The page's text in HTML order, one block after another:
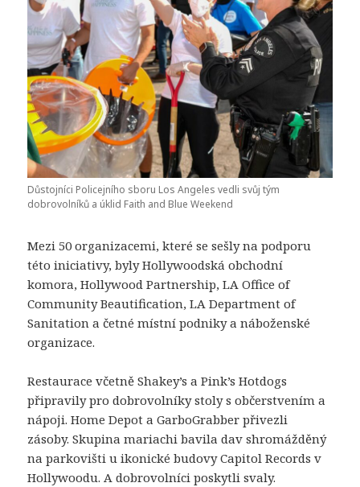
Důstojníci Policejního sboru Los Angeles vedli svůj tým
dobrovolníků a úklid Faith and Blue Weekend
Mezi 50 organizacemi, které se sešly na podporu
této iniciativy, byly Hollywoodská obchodní
komora, Hollywood Partnership, LA Office of
Community Beautification, LA Department of
Sanitation a četné místní podniky a náboženské
organizace.
Restaurace včetně Shakey’s a Pink’s Hotdogs
připravily pro dobrovolníky stoly s občerstvením a
nápoji. Home Depot a GarboGrabber přivezli
zásoby. Skupina mariachi bavila dav shromážděný
na parkovišti u ikonické budovy Capitol Records v
Hollywoodu. A dobrovolníci poskytli svaly.